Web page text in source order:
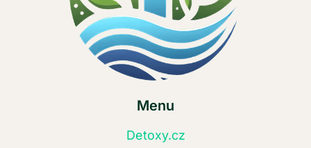
Menu
Detoxy.cz